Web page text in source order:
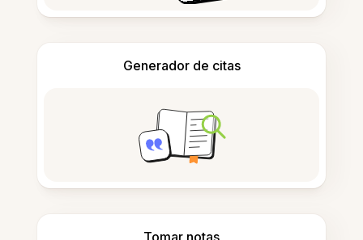
Generador de citas
Tomar notas